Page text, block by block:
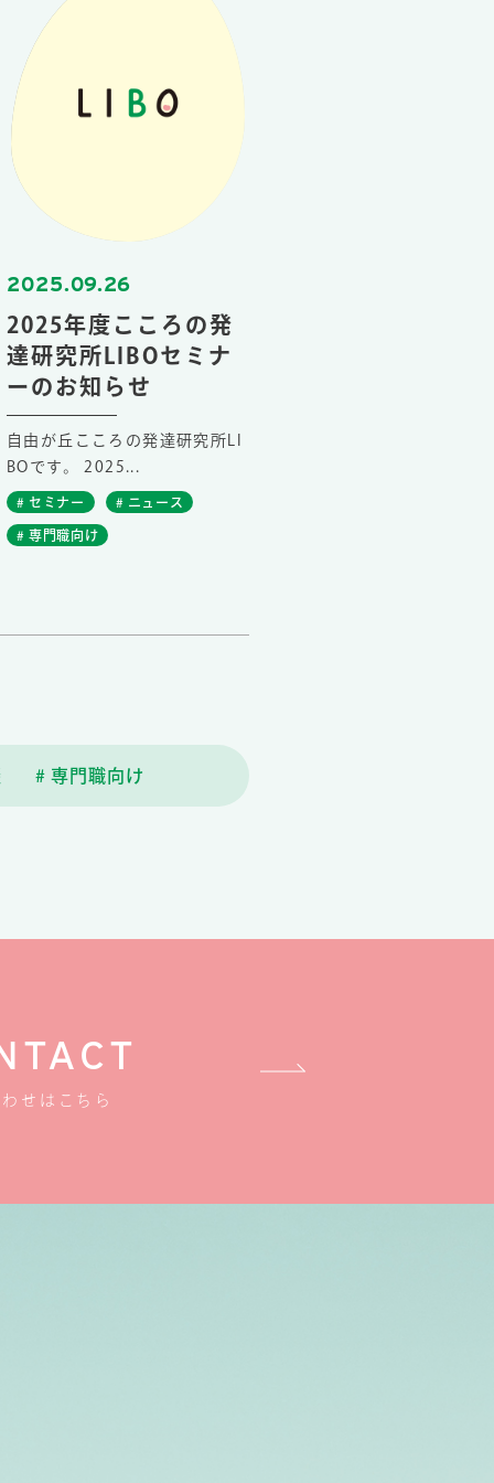
2025.09.26
2025年度こころの発
達研究所LIBOセミナ
ーのお知らせ
自由が丘こころの発達研究所LI
BOです。 2025...
# セミナー # ニュース
# 専門職向け
# 専門職向け
せはこちら